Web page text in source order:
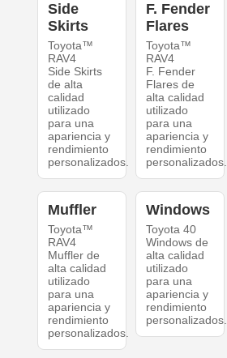
Side
Skirts
Toyota™
RAV4
Side Skirts
de alta
calidad
utilizado
para una
apariencia y
rendimiento
personalizados.
F. Fender
Flares
Toyota™
RAV4
F. Fender
Flares de
alta calidad
utilizado
para una
apariencia y
rendimiento
personalizados.
Muffler
Toyota™
RAV4
Muffler de
alta calidad
utilizado
para una
apariencia y
rendimiento
personalizados.
Windows
Toyota 40
Windows de
alta calidad
utilizado
para una
apariencia y
rendimiento
personalizados.